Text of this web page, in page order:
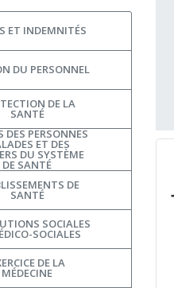
ET INDEMNITÉS
DU PERSONNEL
DE LA
SANTÉ
DES PERSONNES
ET DES
DU SYSTÈME
DE SANTÉ
DE
SANTÉ
SOCIALES
SOCIALES
DE LA
MÉDECINE